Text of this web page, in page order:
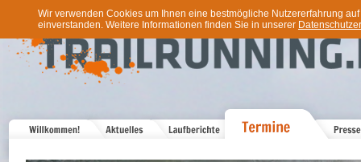
Wir verwenden Cookies um Ihnen eine bestmögliche Nutzererfahrung
einverstanden. Weitere Informationen finden Sie in unserer